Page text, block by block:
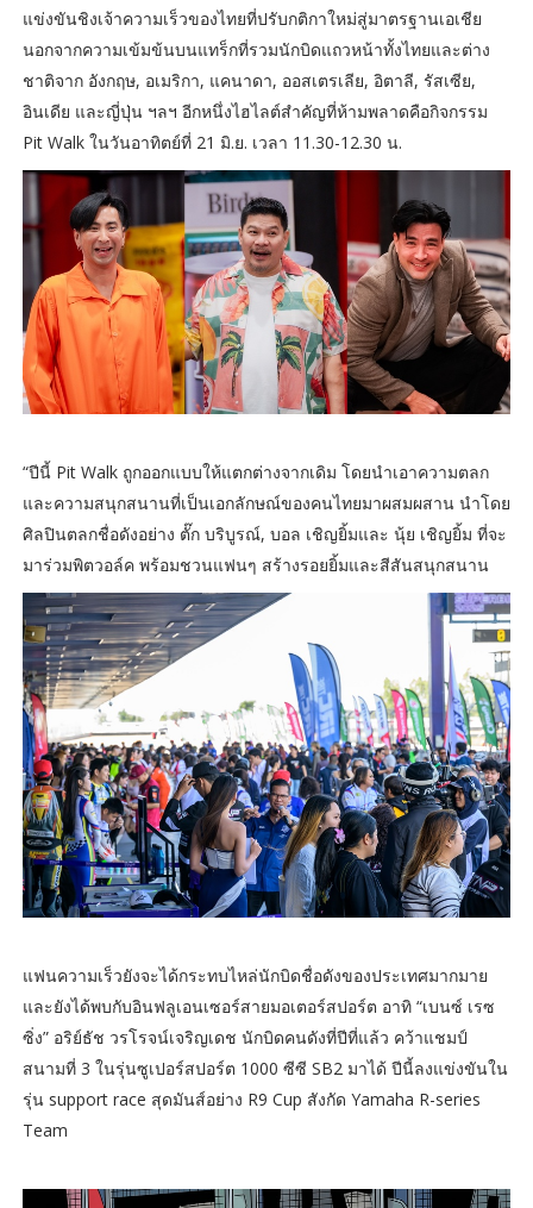
แข่งขันชิงเจ้าความเร็วของไทยที่ปรับกติกาใหม่สู่มาตรฐานเอเชีย
นอกจากความเข้มข้นบนแทร็กที่รวมนักบิดแถวหน้าทั้งไทยและต่าง
ชาติจาก อังกฤษ, อเมริกา, แคนาดา, ออสเตรเลีย, อิตาลี, รัสเซีย,
อินเดีย และญี่ปุ่น ฯลฯ อีกหนึ่งไฮไลต์สำคัญที่ห้ามพลาดคือกิจกรรม
Pit Walk ในวันอาทิตย์ที่ 21 มิ.ย. เวลา 11.30-12.30 น.
“ปีนี้ Pit Walk ถูกออกแบบให้แตกต่างจากเดิม โดยนำเอาความตลก
และความสนุกสนานที่เป็นเอกลักษณ์ของคนไทยมาผสมผสาน นำโดย
ศิลปินตลกชื่อดังอย่าง ตั๊ก บริบูรณ์, บอล เชิญยิ้มและ นุ้ย เชิญยิ้ม ที่จะ
มาร่วมพิตวอล์ค พร้อมชวนแฟนๆ สร้างรอยยิ้มและสีสันสนุกสนาน
แฟนความเร็วยังจะได้กระทบไหล่นักบิดชื่อดังของประเทศมากมาย
และยังได้พบกับอินฟลูเอนเซอร์สายมอเตอร์สปอร์ต อาทิ “เบนซ์ เรซ
ซิ่ง” อริย์ธัช วรโรจน์เจริญเดช นักบิดคนดังที่ปีที่แล้ว คว้าแชมป์
สนามที่ 3 ในรุ่นซูเปอร์สปอร์ต 1000 ซีซี SB2 มาได้ ปีนี้ลงแข่งขันใน
รุ่น support race สุดมันส์อย่าง R9 Cup สังกัด Yamaha R-series
Team